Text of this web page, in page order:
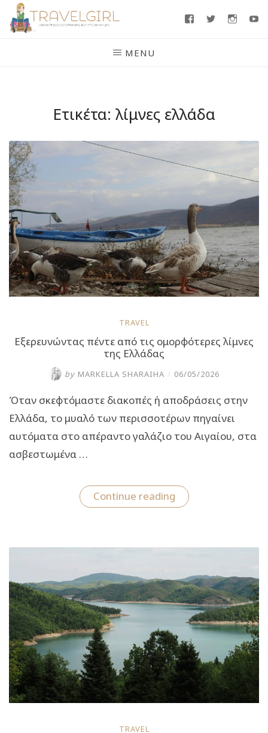
Skip
FacebookTwitter
MENU
Ετικέτα: λίμνες ελλάδα
TRAVEL
Εξερευνώντας πέντε από τις ομορφότερες λίμνες
της Ελλάδας
by MARKELLA SHARAIHA / 06/05/2026
Όταν σκεφτόμαστε διακοπές ή αποδράσεις στην
Ελλάδα, το μυαλό των περισσοτέρων πηγαίνει
αυτόματα στο απέραντο γαλάζιο του Αιγαίου, στα
ασβεστωμένα …
Continue reading“Εξερευνώντας
πέντε
λίμνες
TRAVEL